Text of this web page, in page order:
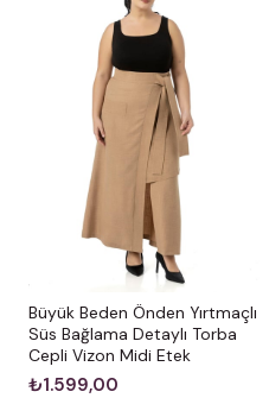
Büyük Beden Önden Yırtmaçlı
Süs Bağlama Detaylı Torba
Cepli Vizon Midi Etek
₺1.599,00